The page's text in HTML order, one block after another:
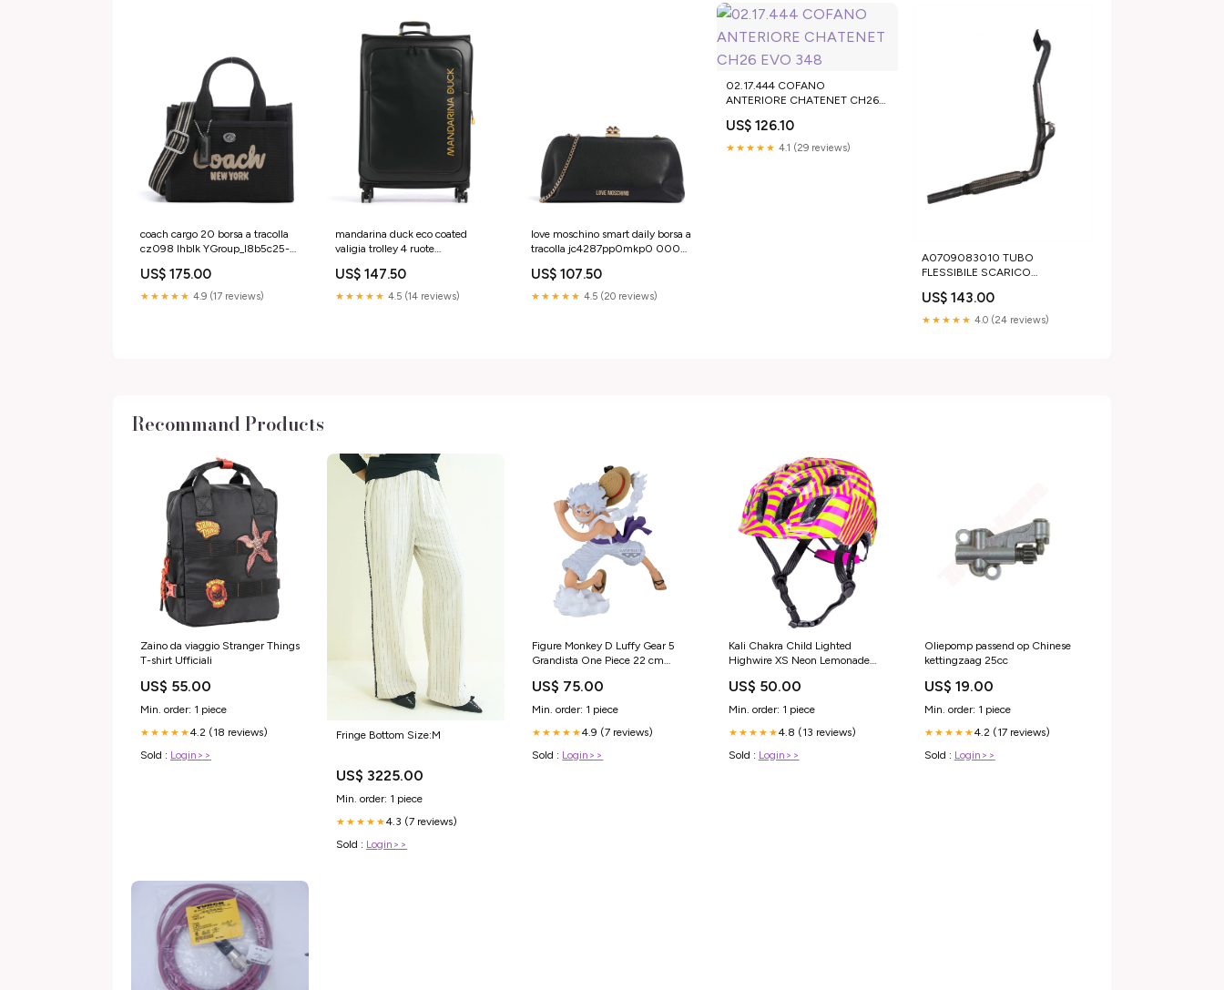
coach cargo 20 borsa a tracolla
cz098 lhblk YGroup_l8b5c25-
US$ 175.00
★★★★★ 4.9 (17 reviews)
mandarina duck eco coated
valigia trolley 4 ruote
009
US$ 147.50
★★★★★ 4.5 (14 reviews)
love moschino smart daily borsa a
tracolla jc4287pp0mkp0 000
US$ 107.50
★★★★★ 4.5 (20 reviews)
02.17.444 COFANO
ANTERIORE CHATENET CH26
US$ 126.10
★★★★★ 4.1 (29 reviews)
A0709083010 TUBO
FLESSIBILE SCARICO
AR0184068
US$ 143.00
★★★★★ 4.0 (24 reviews)
Recommand Products
Zaino da viaggio Stranger Things
T-shirt Ufficiali
US$ 55.00
Min. order: 1 piece
★★★★★4.2 (18 reviews)
Sold : Login>>
Fringe Bottom Size:M
US$ 3225.00
Min. order: 1 piece
★★★★★4.3 (7 reviews)
Sold : Login>>
Figure Monkey D Luffy Gear 5
Grandista One Piece 22 cm
US$ 75.00
Min. order: 1 piece
★★★★★4.9 (7 reviews)
Sold : Login>>
Kali Chakra Child Lighted
Highwire XS Neon Lemonade
US$ 50.00
Min. order: 1 piece
★★★★★4.8 (13 reviews)
Sold : Login>>
Oliepomp passend op Chinese
kettingzaag 25cc
US$ 19.00
Min. order: 1 piece
★★★★★4.2 (17 reviews)
Sold : Login>>